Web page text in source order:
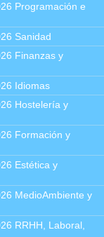
Programación e
Sanidad
Finanzas y
Idiomas
Hostelería y
Formación y
Estética y
MedioAmbiente y
RRHH, Laboral,